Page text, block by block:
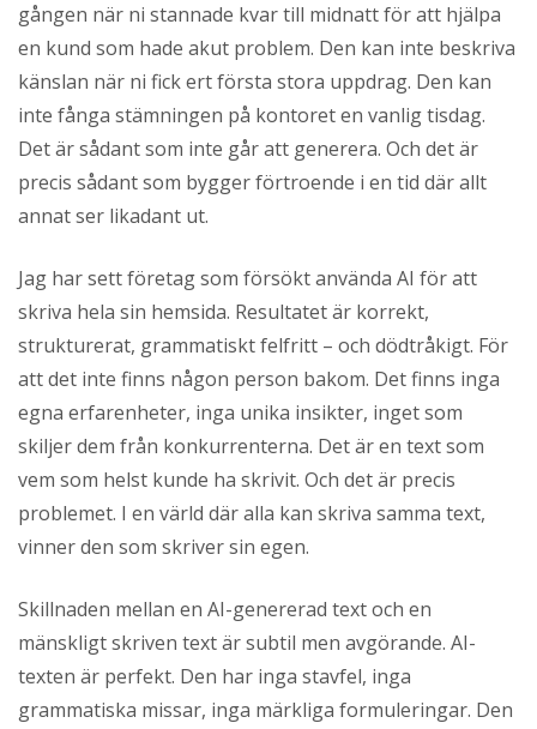
gången när ni stannade kvar till midnatt för att hjälpa
en kund som hade akut problem. Den kan inte beskriva
känslan när ni fick ert första stora uppdrag. Den kan
inte fånga stämningen på kontoret en vanlig tisdag.
Det är sådant som inte går att generera. Och det är
precis sådant som bygger förtroende i en tid där allt
annat ser likadant ut.
Jag har sett företag som försökt använda AI för att
skriva hela sin hemsida. Resultatet är korrekt,
strukturerat, grammatiskt felfritt – och dödtråkigt. För
att det inte finns någon person bakom. Det finns inga
egna erfarenheter, inga unika insikter, inget som
skiljer dem från konkurrenterna. Det är en text som
vem som helst kunde ha skrivit. Och det är precis
problemet. I en värld där alla kan skriva samma text,
vinner den som skriver sin egen.
Skillnaden mellan en AI-genererad text och en
mänskligt skriven text är subtil men avgörande. AI-
texten är perfekt. Den har inga stavfel, inga
grammatiska missar, inga märkliga formuleringar. Den